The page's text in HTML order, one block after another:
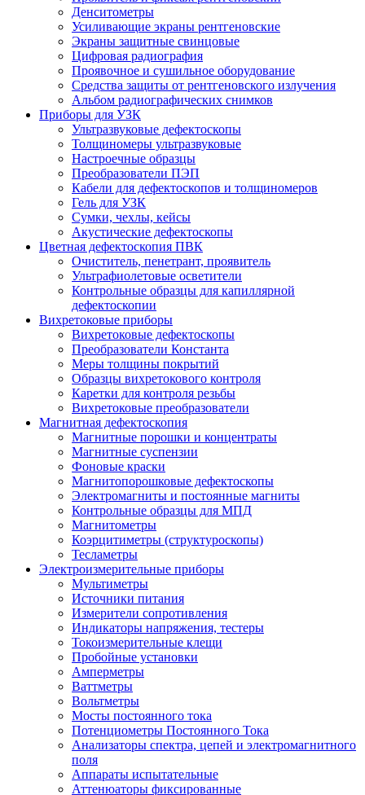
Денситометры
Усиливающие экраны рентгеновские
Экраны защитные свинцовые
Цифровая радиография
Проявочное и сушильное оборудование
Средства защиты от рентгеновского излучения
Альбом радиографических снимков
Приборы для УЗК
Ультразвуковые дефектоскопы
Толщиномеры ультразвуковые
Настроечные образцы
Преобразователи ПЭП
Кабели для дефектоскопов и толщиномеров
Гель для УЗК
Сумки, чехлы, кейсы
Акустические дефектоскопы
Цветная дефектоскопия ПВК
Очиститель, пенетрант, проявитель
Ультрафиолетовые осветители
Контрольные образцы для капиллярной
дефектоскопии
Вихретоковые приборы
Вихретоковые дефектоскопы
Преобразователи Константа
Меры толщины покрытий
Образцы вихретокового контроля
Каретки для контроля резьбы
Вихретоковые преобразователи
Магнитная дефектоскопия
Магнитные порошки и концентраты
Магнитные суспензии
Фоновые краски
Магнитопорошковые дефектоскопы
Электромагниты и постоянные магниты
Контрольные образцы для МПД
Магнитометры
Коэрцитиметры (структуроскопы)
Тесламетры
Электроизмерительные приборы
Мультиметры
Источники питания
Измерители сопротивления
Индикаторы напряжения, тестеры
Токоизмерительные клещи
Пробойные установки
Амперметры
Ваттметры
Вольтметры
Мосты постоянного тока
Потенциометры Постоянного Тока
Анализаторы спектра, цепей и электромагнитного
поля
Аппараты испытательные
Аттенюаторы фиксированные